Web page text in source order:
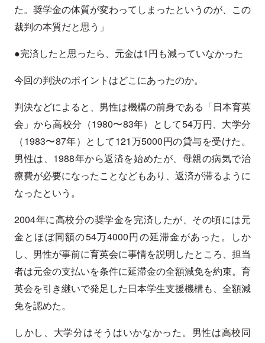
た。奨学金の体質が変わってしまったというのが、この
裁判の本質だと思う」
●完済したと思ったら、元金は1円も減っていなかった
今回の判決のポイントはどこにあったのか。
判決などによると、男性は機構の前身である「日本育英
会」から高校分（1980〜83年）として54万円、大学分
（1983〜87年）として121万5000円の貸与を受けた。
男性は、1988年から返済を始めたが、母親の病気で治
療費が必要になったことなどもあり、返済が滞るように
なったという。
2004年に高校分の奨学金を完済したが、その頃には元
金とほぼ同額の54万4000円の延滞金があった。しか
し、男性が事前に育英会に事情を説明したところ、担当
者は元金の支払いを条件に延滞金の全額減免を約束。育
英会を引き継いで発足した日本学生支援機構も、全額減
免を認めた。
しかし、大学分はそうはいかなかった。男性は高校同